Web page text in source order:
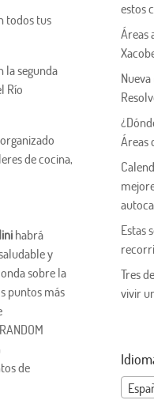
todos tus
la segunda
Río
de cocina,
habrá
y
sobre la
puntos más
de
estos
Áreas
Áreas
Estas
Tres
vivir